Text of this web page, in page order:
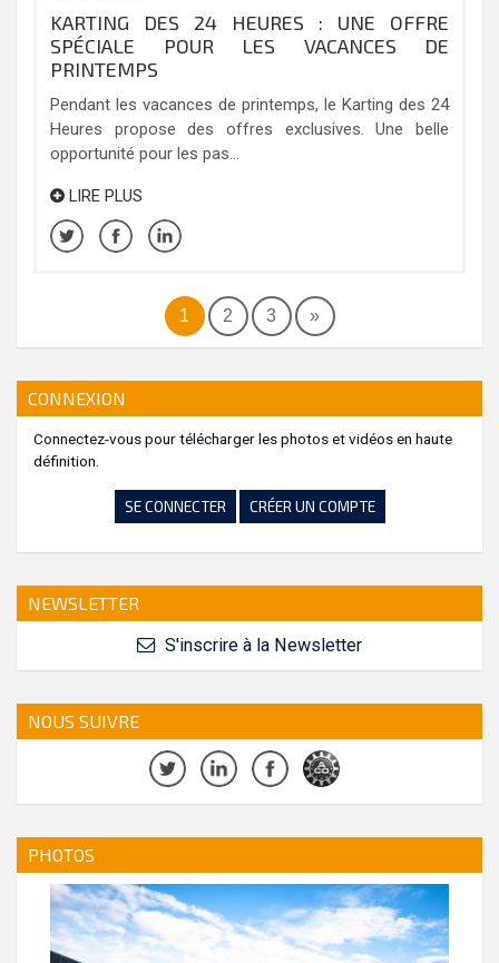
KARTING DES 24 HEURES : UNE OFFRE
SPÉCIALE POUR LES VACANCES DE
PRINTEMPS
Pendant les vacances de printemps, le Karting des 24
Heures propose des offres exclusives. Une belle
opportunité pour les pas...
LIRE PLUS
1 2 3 »
CONNEXION
Connectez-vous pour télécharger les photos et vidéos en haute
définition.
SE CONNECTER CRÉER UN COMPTE
NEWSLETTER
S'inscrire à la Newsletter
NOUS SUIVRE
PHOTOS